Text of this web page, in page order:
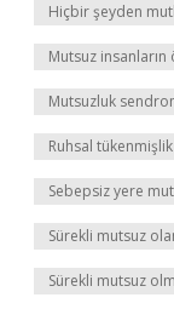
Hiçbir şeyden
Mutsuz
Mutsuzluk
Ruhsal
Sebepsiz yere
Sürekli mutsuz
Sürekli mutsuz